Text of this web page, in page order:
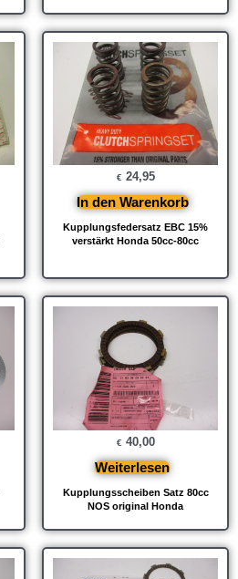
Kupplungsfedersatz EBC 15%
verstärkt Honda 50cc-80cc
€ 24,95
In den Warenkorb
Kupplungsscheiben Satz 80cc
NOS original Honda
€ 40,00
Weiterlesen